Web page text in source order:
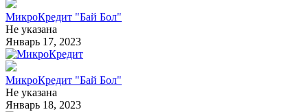
МикроКредит "Бай Бол"
Не указана
Январь 17, 2023
МикроКредит "Бай Бол"
Не указана
Январь 18, 2023